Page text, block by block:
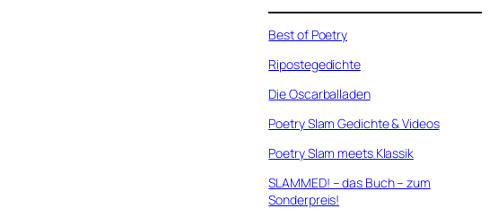
Best of Poetry
Ripostegedichte
Die Oscarballaden
Poetry Slam Gedichte & Videos
Poetry Slam meets Klassik
SLAMMED! – das Buch – zum
Sonderpreis!